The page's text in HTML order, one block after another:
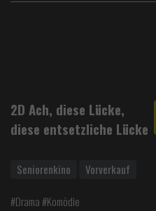
2D Ach, diese Lücke,
diese entsetzliche Lücke
Seniorenkino Vorverkauf
#Drama #Komödie